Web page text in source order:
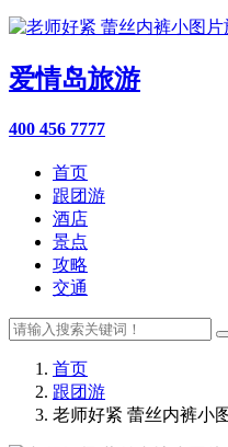
爱情岛旅游
400 456 7777
首页
跟团游
酒店
景点
攻略
交通
首页
跟团游
老师好紧 蕾丝内裤小